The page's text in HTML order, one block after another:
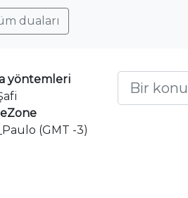
duaları
yöntemleri
(GMT -3)